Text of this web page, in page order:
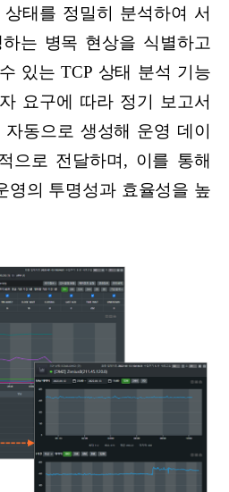
태를 정밀히 분석하여 서
는 병목 현상을 식별하고
있는 TCP 상태 분석 기능
요구에 따라 정기 보고서
동으로 생성해 운영 데이
으로 전달하며, 이를 통해
영의 투명성과 효율성을 높